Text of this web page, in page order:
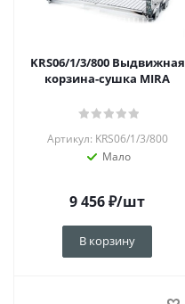
KRS06/1/3/800 Выдвижная
корзина-сушка MIRA
Артикул: KRS06/1/3/800
Мало
9 456₽/шт
В корзину